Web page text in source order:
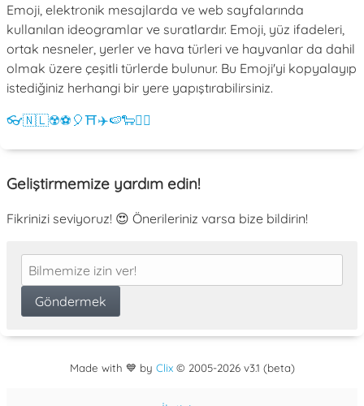
Emoji, elektronik mesajlarda ve web sayfalarında
kullanılan ideogramlar ve suratlardır. Emoji, yüz ifadeleri,
ortak nesneler, yerler ve hava türleri ve hayvanlar da dahil
olmak üzere çeşitli türlerde bulunur. Bu Emoji'yi kopyalayıp
istediğiniz herhangi bir yere yapıştırabilirsiniz.
👓🇳🇱☢️⚽ 🎈⛩️✈️🍉🐑💁‍♀️
Geliştirmemize yardım edin!
Fikrinizi seviyoruz! 😍 Önerileriniz varsa bize bildirin!
Made with 💙 by Clix© 2005-2026 v3.1 (beta)